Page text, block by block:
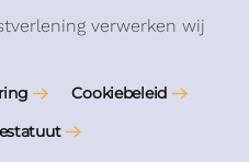
verwerken wij
Cookiebeleid